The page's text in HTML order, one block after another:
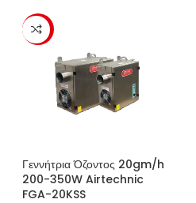
-23%
Γεννήτρια Όζοντος 20gm/h
200-350W Airtechnic
FGA-20KSS